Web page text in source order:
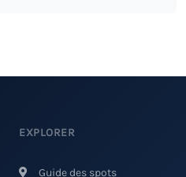
EXPLORER
Guide des spots